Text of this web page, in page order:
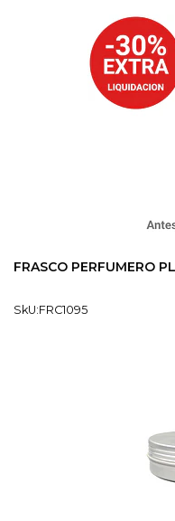
FRASCO PERFUMERO
SkU:FRC1095